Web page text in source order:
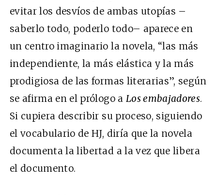
evitar los desvíos de ambas utopías –
saberlo todo, poderlo todo– aparece en
un centro imaginario la novela, “las más
independiente, la más elástica y la más
prodigiosa de las formas literarias”, según
se afirma en el prólogo a Los embajadores.
Si cupiera describir su proceso, siguiendo
el vocabulario de HJ, diría que la novela
documenta la libertad a la vez que libera
el documento.